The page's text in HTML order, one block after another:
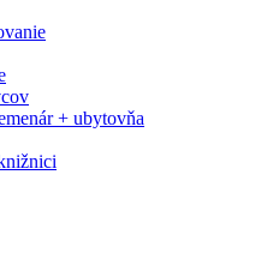
+ ubytovňa